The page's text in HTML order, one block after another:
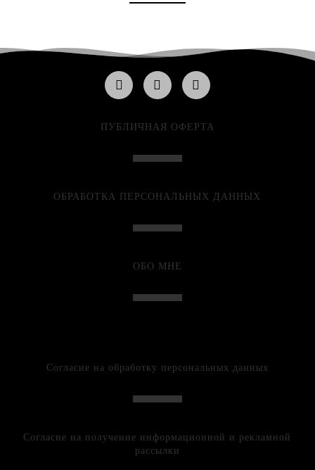
ПУБЛИЧНАЯ ОФЕРТА
ОБРАБОТКА ПЕРСОНАЛЬНЫХ ДАННЫХ
ОБО МНЕ
Согласие на обработку персональных данных
Согласие на получение информационной и рекламной
рассылки